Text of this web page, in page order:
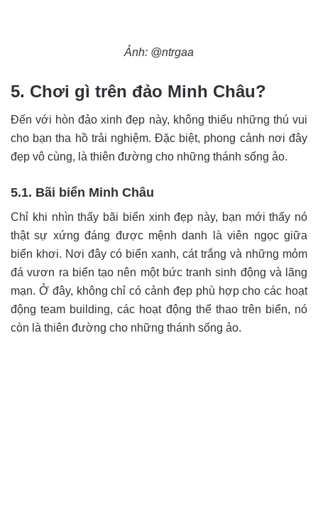
Ảnh: @ntrgaa
5. Chơi gì trên đảo Minh Châu?
Đến với hòn đảo xinh đẹp này, không thiếu những thú vui
cho bạn tha hồ trải nghiệm. Đặc biệt, phong cảnh nơi đây
đẹp vô cùng, là thiên đường cho những thánh sống ảo.
5.1. Bãi biển Minh Châu
Chỉ khi nhìn thấy bãi biển xinh đẹp này, bạn mới thấy nó
thật sự xứng đáng được mệnh danh là viên ngọc giữa
biển khơi. Nơi đây có biển xanh, cát trắng và những mỏm
đá vươn ra biển tạo nên một bức tranh sinh động và lãng
mạn. Ở đây, không chỉ có cảnh đẹp phù hợp cho các hoạt
động team building, các hoạt động thể thao trên biển, nó
còn là thiên đường cho những thánh sống ảo.